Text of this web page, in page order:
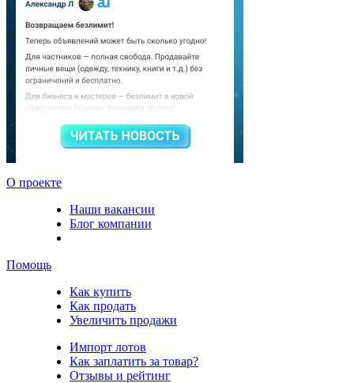
О проекте
Наши вакансии
Блог компании
Помощь
Как купить
Как продать
Увеличить продажи
Импорт лотов
Как заплатить за товар?
Отзывы и рейтинг